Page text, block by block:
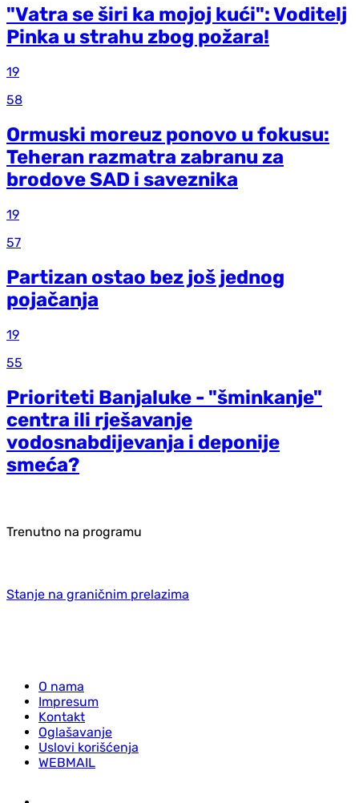
"Vatra se širi ka mojoj kući": Voditelj
Pinka u strahu zbog požara!
19
58
Ormuski moreuz ponovo u fokusu:
Teheran razmatra zabranu za
brodove SAD i saveznika
19
57
Partizan ostao bez još jednog
pojačanja
19
55
Prioriteti Banjaluke - "šminkanje"
centra ili rješavanje
vodosnabdijevanja i deponije
smeća?
Trenutno na programu
Stanje na graničnim prelazima
O nama
Impresum
Kontakt
Oglašavanje
Uslovi korišćenja
WEBMAIL